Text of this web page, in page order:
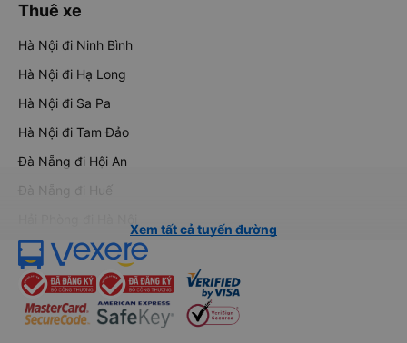
Thuê xe
Hà Nội đi Ninh Bình
Hà Nội đi Hạ Long
Hà Nội đi Sa Pa
Hà Nội đi Tam Đảo
Đà Nẵng đi Hội An
Đà Nẵng đi Huế
Xem tất cả tuyến đường